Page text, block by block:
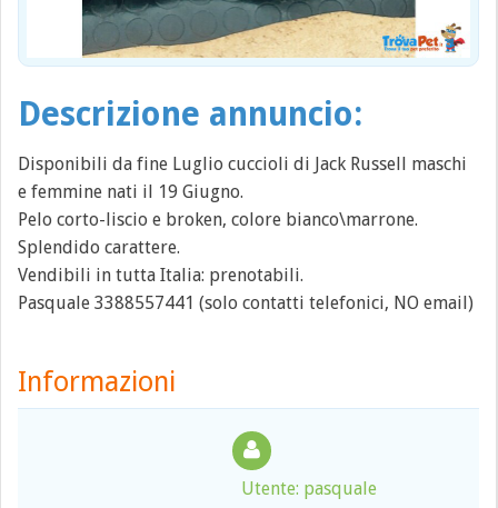
Descrizione annuncio:
Disponibili da fine Luglio cuccioli di Jack Russell maschi
e femmine nati il 19 Giugno.
Pelo corto-liscio e broken, colore bianco\marrone.
Splendido carattere.
Vendibili in tutta Italia: prenotabili.
Pasquale 3388557441 (solo contatti telefonici, NO email)
Informazioni
Utente: pasquale